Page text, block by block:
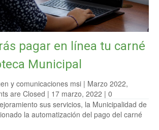
pagar en línea tu carné
Municipal
y comunicaciones msi | Marzo 2022,
are Closed | 17 marzo, 2022 | 0
sus servicios, la Municipalidad de
la automatización del pago del carné